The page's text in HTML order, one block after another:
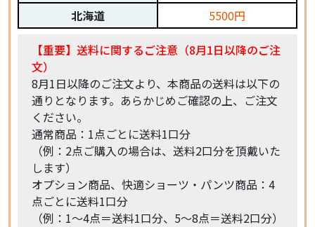
北海道
5500円
【重要】送料に関するご注意（8月1日以降のご注
文）
8月1日以降のご注文より、本商品の送料は以下の
通りとなります。あらかじめご確認の上、ご注文
ください。
通常商品：1点ごとに送料1口分
（例：2点ご購入の場合は、送料2口分を頂戴いた
します）
オプション商品、快適ショーツ・パンツ商品：4
点ごとに送料1口分
（例：1〜4点＝送料1口分、5〜8点＝送料2口分）